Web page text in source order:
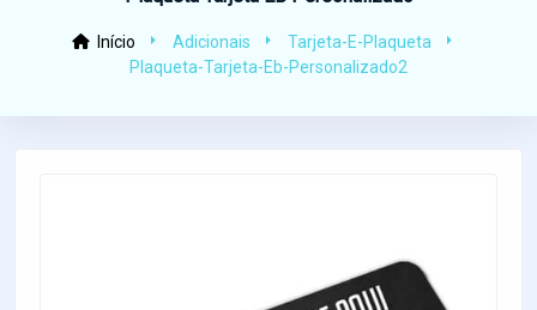
Início Adicionais
Tarjeta-E-Plaqueta
Plaqueta-Tarjeta-Eb-Personalizado2